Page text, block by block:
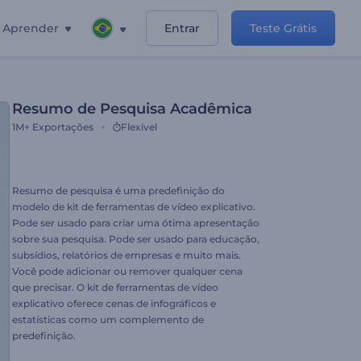
Aprender Entrar Teste Grátis
Resumo de Pesquisa Acadêmica
1M+ Exportações Flexível
Resumo de pesquisa é uma predefinição do
modelo de kit de ferramentas de vídeo explicativo.
Pode ser usado para criar uma ótima apresentação
sobre sua pesquisa. Pode ser usado para educação,
subsídios, relatórios de empresas e muito mais.
Você pode adicionar ou remover qualquer cena
que precisar. O kit de ferramentas de vídeo
explicativo oferece cenas de infográficos e
estatísticas como um complemento de
predefinição.